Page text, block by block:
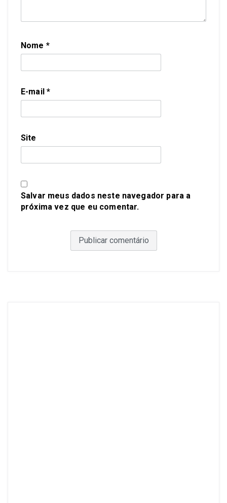
Nome *
E-mail*
Site
Salvar meus dados neste navegador para a
próxima vez que eu comentar.